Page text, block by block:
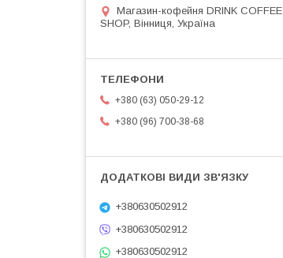
Магазин-кофейня DRINK COFFEE
SHOP, Вінниця, Україна
+380 (63) 050-29-12
+380 (96) 700-38-68
+380630502912
+380630502912
+380630502912